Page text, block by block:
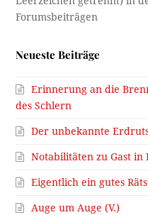
Neueste Beiträge
Erinnerung an die
des Schlern
Der unbekannte
Notabilitäten zu Gast in
Eigentlich ein gutes
Auge um Auge (V.)